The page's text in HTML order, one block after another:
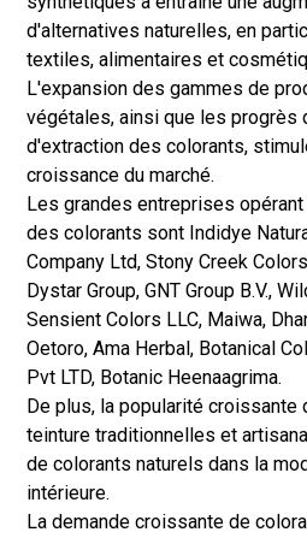
d'alternatives naturelles, en
textiles, alimentaires et
L'expansion des gammes de
végétales, ainsi que les progrès
d'extraction des colorants,
croissance du marché.
Les grandes entreprises
des colorants sont Indidye
Company Ltd, Stony Creek
Dystar Group, GNT Group B.V.,
Sensient Colors LLC, Maiwa,
Oetoro, Ama Herbal, Botanical
Pvt LTD, Botanic Heenaagrima.
De plus, la popularité croissante
teinture traditionnelles et
de colorants naturels dans la
intérieure.
La demande croissante de